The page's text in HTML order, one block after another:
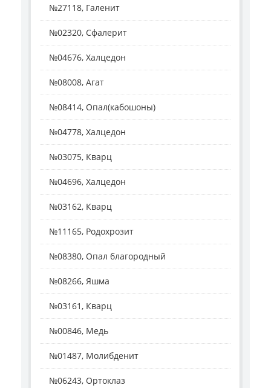
№27118, Галенит
№02320, Сфалерит
№04676, Халцедон
№08008, Агат
№08414, Опал(кабошоны)
№04778, Халцедон
№03075, Кварц
№04696, Халцедон
№03162, Кварц
№11165, Родохрозит
№08380, Опал благородный
№08266, Яшма
№03161, Кварц
№00846, Медь
№01487, Молибденит
№06243, Ортоклаз